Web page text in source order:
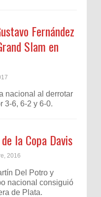
Fernández
Slam en
nacional al derrotar
3-6, 6-2 y 6-0.
la Copa Davis
2016
Del Potro y
nacional consiguió
de Plata.